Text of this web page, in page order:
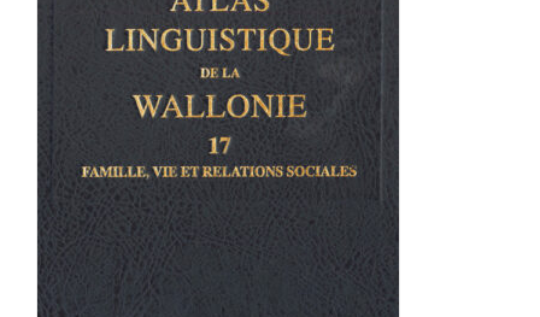
Achat en ligne
Panier WooCommerce